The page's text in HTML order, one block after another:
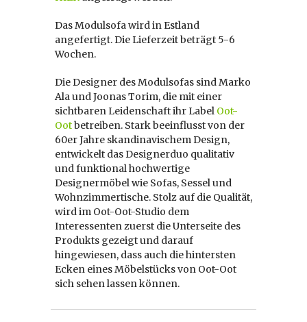
Das Modulsofa wird in Estland
angefertigt. Die Lieferzeit beträgt 5-6
Wochen.
Die Designer des Modulsofas sind Marko
Ala und Joonas Torim, die mit einer
sichtbaren Leidenschaft ihr Label Oot-
Ootbetreiben. Stark beeinflusst von der
60er Jahre skandinavischem Design,
entwickelt das Designerduo qualitativ
und funktional hochwertige
Designermöbel wie Sofas, Sessel und
Wohnzimmertische. Stolz auf die Qualität,
wird im Oot-Oot-Studio dem
Interessenten zuerst die Unterseite des
Produkts gezeigt und darauf
hingewiesen, dass auch die hintersten
Ecken eines Möbelstücks von Oot-Oot
sich sehen lassen können.